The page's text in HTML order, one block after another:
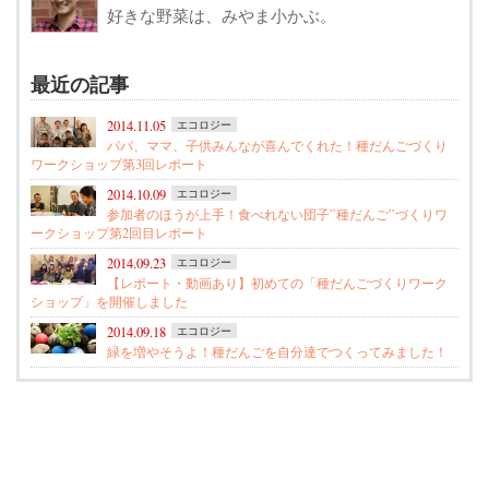
好きな野菜は、みやま小かぶ。
最近の記事
2014.11.05 エコロジー
パパ、ママ、子供みんなが喜んでくれた！種だんごづくり
ワークショップ第3回レポート
2014.10.09
エコロジー
参加者のほうが上手！食べれない団子”種だんご”づくりワ
ークショップ第2回目レポート
2014.09.23
エコロジー
【レポート・動画あり】初めての「種だんごづくりワーク
ショップ」を開催しました
2014.09.18
エコロジー
緑を増やそうよ！種だんごを自分達でつくってみました！